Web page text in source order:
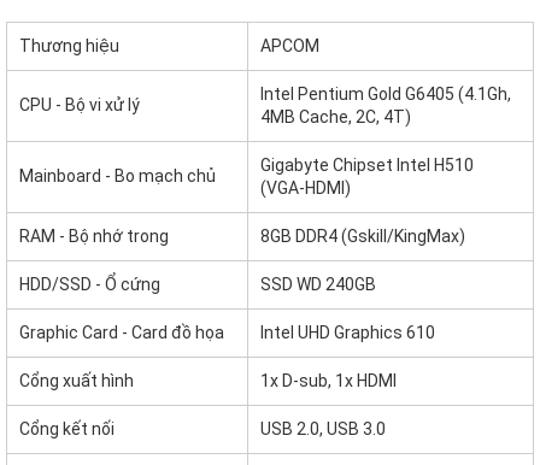
Thương hiệu APCOM
CPU - Bộ vi xử lý
Intel Pentium Gold G6405 (4.1Gh,
4MB Cache, 2C, 4T)
Mainboard - Bo mạch chủ
Gigabyte Chipset Intel H510
(VGA-HDMI)
RAM - Bộ nhớ trong 8GB DDR4 (Gskill/KingMax)
HDD/SSD - Ổ cứng SSD WD 240GB
Graphic Card - Card đồ họa Intel UHD Graphics 610
Cổng xuất hình 1x D-sub, 1x HDMI
Cổng kết nối USB 2.0, USB 3.0